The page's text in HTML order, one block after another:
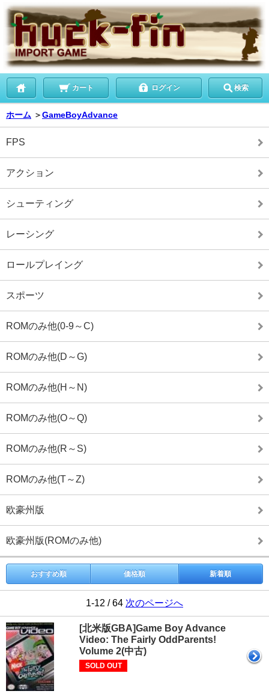
カート ログイン 検索
ホーム ＞GameBoyAdvance
FPS
アクション
シューティング
レーシング
ロールプレイング
スポーツ
ROMのみ他(0-9～C)
ROMのみ他(D～G)
ROMのみ他(H～N)
ROMのみ他(O～Q)
ROMのみ他(R～S)
ROMのみ他(T～Z)
欧豪州版
欧豪州版(ROMのみ他)
おすすめ順 価格順 新着順
1-12 / 64 次のページへ
[北米版GBA]Game Boy Advance
Video: The Fairly OddParents!
Volume 2(中古)
SOLD OUT